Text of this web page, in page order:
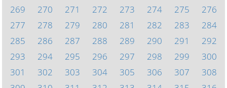
269
270 271 272 273 274 275
276
277
278 279 280 281 282 283
284
285
286 287 288 289 290 291
292
293
294 295 296 297 298 299
300
301
302 303 304 305 306 307
308